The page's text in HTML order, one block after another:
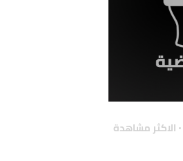
الاكثر مشاهدة